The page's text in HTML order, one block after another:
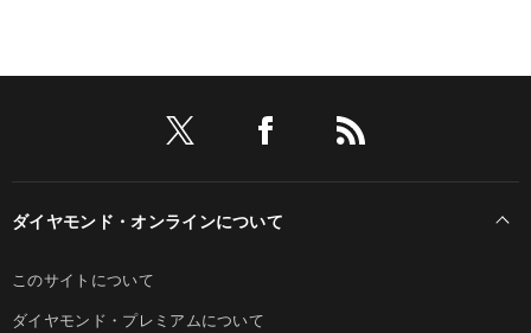
ダイヤモンド・オンラインについて
このサイトについて
ダイヤモンド・プレミアムについて